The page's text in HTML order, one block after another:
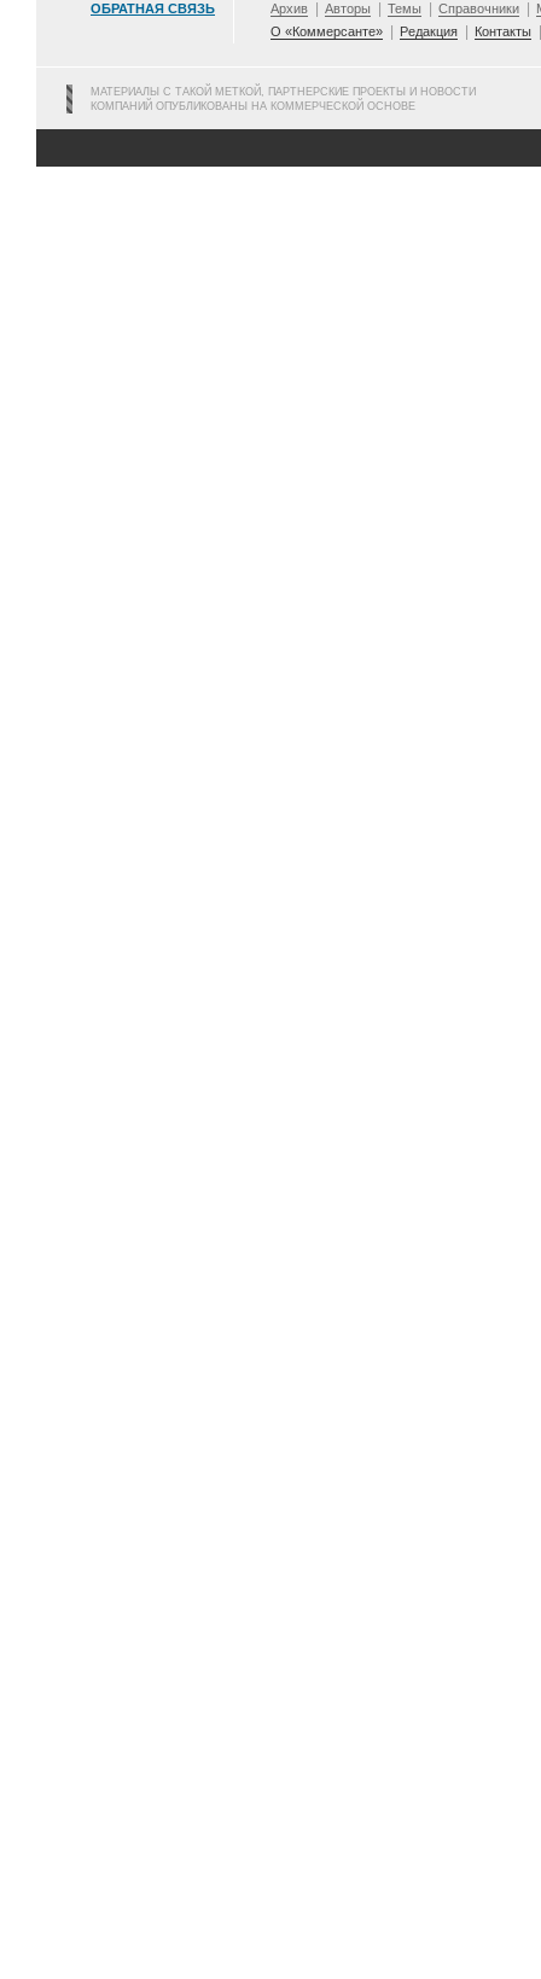
ОБРАТНАЯ СВЯЗЬ Архив Авторы Темы Справочники
О «Коммерсанте»
Редакция Контакты
МАТЕРИАЛЫ С ТАКОЙ МЕТКОЙ, ПАРТНЕРСКИЕ ПРОЕКТЫ И НОВОСТИ
КОМПАНИЙ ОПУБЛИКОВАНЫ НА КОММЕРЧЕСКОЙ ОСНОВЕ